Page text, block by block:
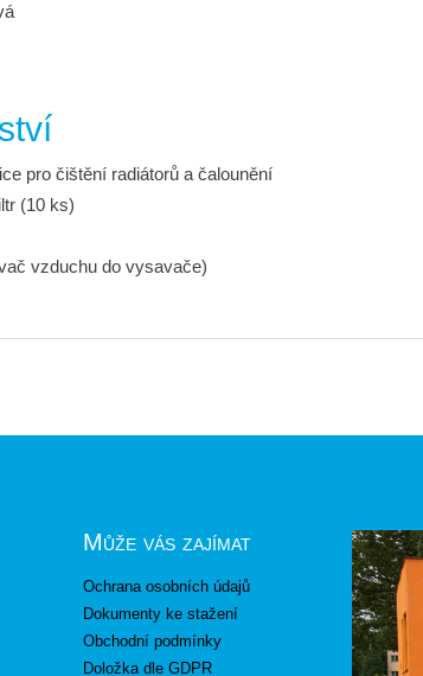
pro čištění radiátorů a čalounění
(10 ks)
vzduchu do vysavače)
Může vás zajímat
Ochrana osobních údajů
Dokumenty ke stažení
Obchodní podmínky
Doložka dle GDPR